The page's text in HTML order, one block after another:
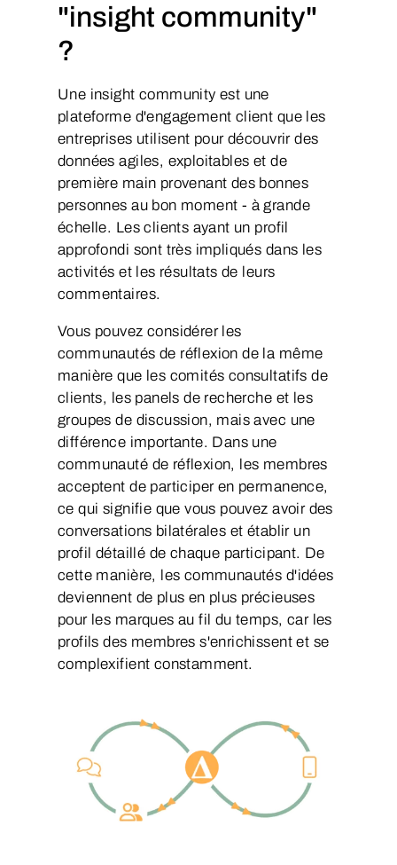
"insight community"
?
Une insight community est une
plateforme d'engagement client que les
entreprises utilisent pour découvrir des
données agiles, exploitables et de
première main provenant des bonnes
personnes au bon moment - à grande
échelle. Les clients ayant un profil
approfondi sont très impliqués dans les
activités et les résultats de leurs
commentaires.
Vous pouvez considérer les
communautés de réflexion de la même
manière que les comités consultatifs de
clients, les panels de recherche et les
groupes de discussion, mais avec une
différence importante. Dans une
communauté de réflexion, les membres
acceptent de participer en permanence,
ce qui signifie que vous pouvez avoir des
conversations bilatérales et établir un
profil détaillé de chaque participant. De
cette manière, les communautés d'idées
deviennent de plus en plus précieuses
pour les marques au fil du temps, car les
profils des membres s'enrichissent et se
complexifient constamment.